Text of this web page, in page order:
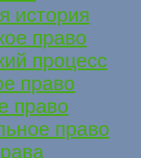
история
право
процесс
право
право
право